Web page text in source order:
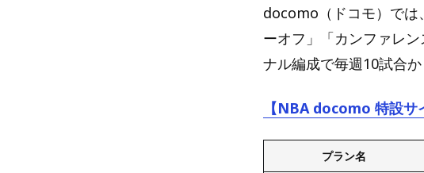
docomo（ドコモ）では
ーオフ」「カンファレ
ナル編成で毎週10試合
【NBA docomo 特設サ
プラン名